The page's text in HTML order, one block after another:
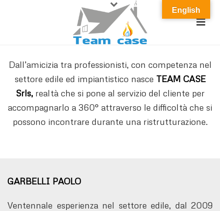
Dall’amicizia tra professionisti, con competenza nel
settore edile ed impiantistico nasce TEAM CASE
Srls,realtà che si pone al servizio del cliente per
accompagnarlo a 360° attraverso le difficoltà che si
possono incontrare durante una ristrutturazione.
GARBELLI PAOLO
Ventennale esperienza nel settore edile, dal 2009
English